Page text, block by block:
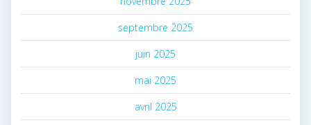
septembre 2025
juin 2025
mai 2025
avril 2025